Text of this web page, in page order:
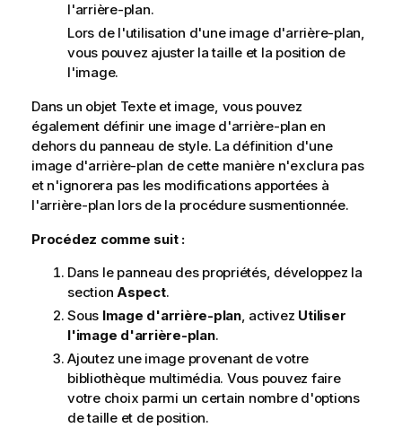
l'arrière-plan.
Lors de l'utilisation d'une image d'arrière-plan,
vous pouvez ajuster la taille et la position de
l'image.
Dans un objet Texte et image, vous pouvez
également définir une image d'arrière-plan en
dehors du panneau de style. La définition d'une
image d'arrière-plan de cette manière n'exclura pas
et n'ignorera pas les modifications apportées à
l'arrière-plan lors de la procédure susmentionnée.
Procédez comme suit :
Dans le panneau des propriétés, développez la
section Aspect.
Sous Image d'arrière-plan, activez Utiliser
l'image d'arrière-plan.
Ajoutez une image provenant de votre
bibliothèque multimédia. Vous pouvez faire
votre choix parmi un certain nombre d'options
de taille et de position.